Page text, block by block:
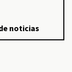
noticias